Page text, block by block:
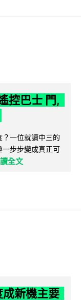
控巴士 門,
一位就讀中三的
步步變成真正可
全文
新機主要